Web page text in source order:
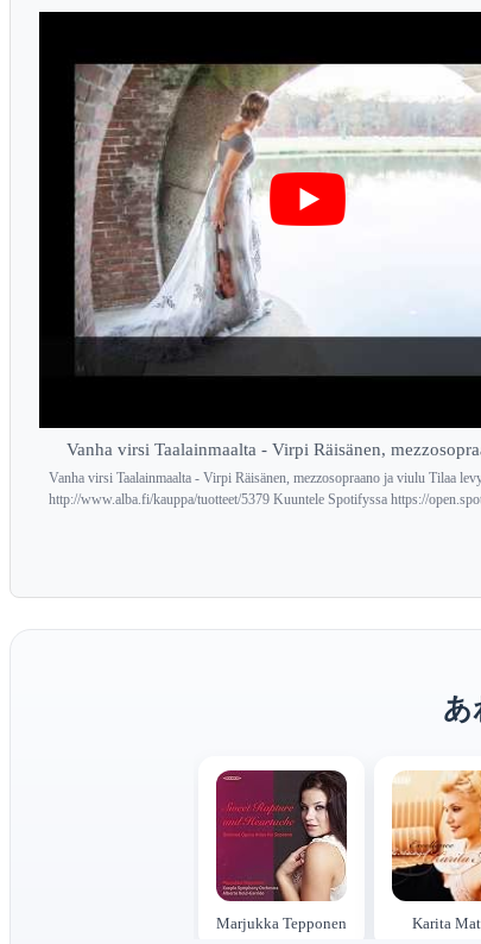
Vanha virsi Taalainmaalta - Virpi Räisänen,
Vanha virsi Taalainmaalta - Virpi Räisänen, mezzosopraano ja viulu Tilaa
http://www.alba.fi/kauppa/tuotteet/5379 Kuuntele Spotifyssa https://
あ
Marjukka Tepponen Karita